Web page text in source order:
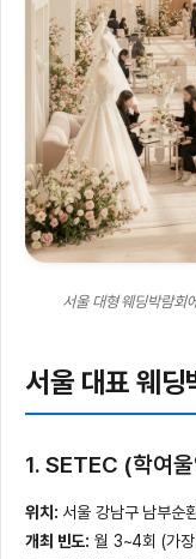
서울 대형 웨딩박람회
서울 대표 웨딩
1. SETEC (학여
위치: 서울 강남구 남부순
개최 빈도: 월 3~4회 (가